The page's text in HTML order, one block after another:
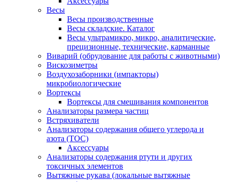
Весы
Весы производственные
Весы складские. Каталог
Весы ультрамикро, микро, аналитические,
прецизионные, технические, карманные
Виварий (обрудование для работы с животными)
Вискозиметры
Воздухозаборники (импакторы)
микробиологические
Вортексы
Вортексы для смешивания компонентов
Анализаторы размера частиц
Встряхиватели
Анализаторы содержания общего углерода и
азота (ТОС)
Аксессуары
Анализаторы содержания ртути и других
токсичных элементов
Вытяжные рукава (локальные вытяжные